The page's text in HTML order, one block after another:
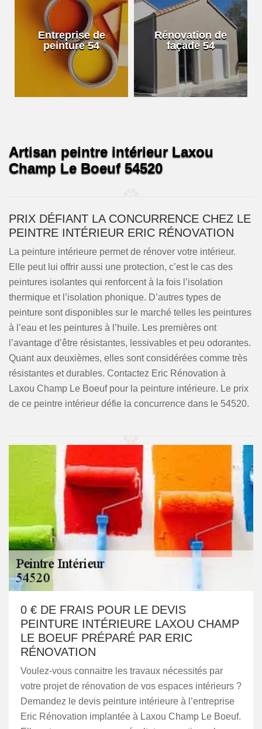
Entreprise de
peinture 54
Rénovation de
façade 54
Artisan peintre intérieur Laxou
Champ Le Boeuf 54520
PRIX DÉFIANT LA CONCURRENCE CHEZ LE
PEINTRE INTÉRIEUR ERIC RÉNOVATION
La peinture intérieure permet de rénover votre intérieur.
Elle peut lui offrir aussi une protection, c’est le cas des
peintures isolantes qui renforcent à la fois l’isolation
thermique et l’isolation phonique. D’autres types de
peinture sont disponibles sur le marché telles les peintures
à l’eau et les peintures à l’huile. Les premières ont
l’avantage d’être résistantes, lessivables et peu odorantes.
Quant aux deuxièmes, elles sont considérées comme très
résistantes et durables. Contactez Eric Rénovation à
Laxou Champ Le Boeuf pour la peinture intérieure. Le prix
de ce peintre intérieur défie la concurrence dans le 54520.
0 € DE FRAIS POUR LE DEVIS
PEINTURE INTÉRIEURE LAXOU CHAMP
LE BOEUF PRÉPARÉ PAR ERIC
RÉNOVATION
Voulez-vous connaitre les travaux nécessités par
votre projet de rénovation de vos espaces intérieurs ?
Demandez le devis peinture intérieure à l’entreprise
Eric Rénovation implantée à Laxou Champ Le Boeuf.